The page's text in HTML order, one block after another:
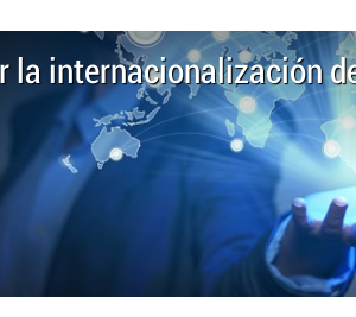
la internacionalización